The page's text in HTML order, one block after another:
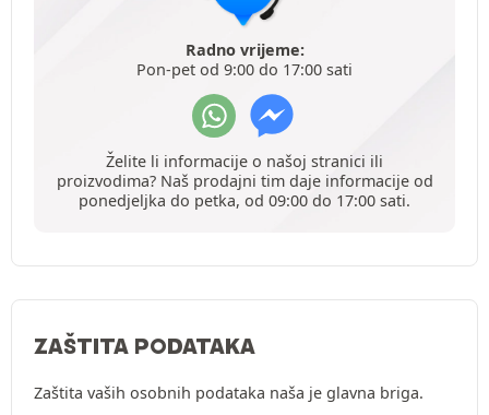
Radno vrijeme:
Pon-pet od 9:00 do 17:00 sati
Želite li informacije o našoj stranici ili
proizvodima? Naš prodajni tim daje informacije od
ponedjeljka do petka, od 09:00 do 17:00 sati.
ZAŠTITA PODATAKA
Zaštita vaših osobnih podataka naša je glavna briga.